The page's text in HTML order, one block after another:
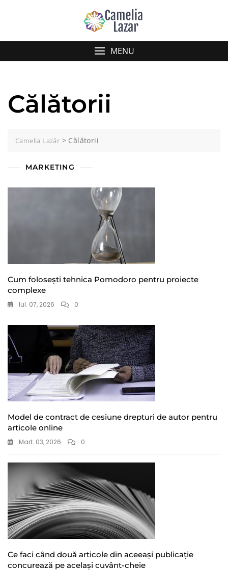
MENU
Călătorii
Camelia Lazăr > Călătorii
MARKETING
Cum folosești tehnica Pomodoro pentru proiecte
complexe
Iul. 07, 2026 0
Model de contract de cesiune drepturi de autor pentru
articole online
Mart. 03, 2026 0
Ce faci când două articole din aceeași publicație
concurează pe același cuvânt-cheie